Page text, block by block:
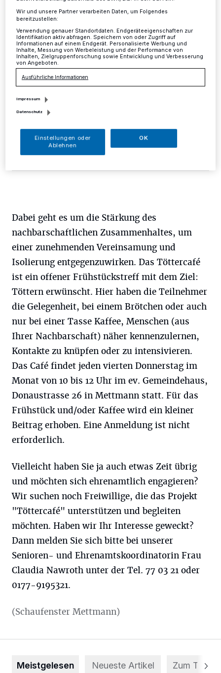
Kirchengemeinde
Mettmann·Am 24. Januar startet ein neues Angebot
der ev. Kirchengemeinde: Das Töttercafé. Die Idee
entstand aus dem Projekt "seniorengerechte
Quartiersarbeit" in Mettmann-West, initiiert von der
Diakonie und der AWO, das von der Kirchengemeinde
unterstützt wird.
Dabei geht es um die Stärkung des
nachbarschaftlichen Zusammenhaltes, um
einer zunehmenden Vereinsamung und
Isolierung entgegenzuwirken. Das Töttercafé
ist ein offener Frühstückstreff mit dem Ziel:
Töttern erwünscht. Hier haben die Teilnehmer
die Gelegenheit, bei einem Brötchen oder auch
nur bei einer Tasse Kaffee, Menschen (aus
Ihrer Nachbarschaft) näher kennenzulernen,
Kontakte zu knüpfen oder zu intensivieren.
Das Café findet jeden vierten Donnerstag im
Monat von 10 bis 12 Uhr im ev. Gemeindehaus,
Donaustrasse 26 in Mettmann statt. Für das
Frühstück und/oder Kaffee wird ein kleiner
Beitrag erhoben. Eine Anmeldung ist nicht
erforderlich.
Vielleicht haben Sie ja auch etwas Zeit übrig
und möchten sich ehrenamtlich engagieren?
Wir suchen noch Freiwillige, die das Projekt
"Töttercafé" unterstützen und begleiten
möchten. Haben wir Ihr Interesse geweckt?
Dann melden Sie sich bitte bei unserer
Senioren- und Ehrenamtskoordinatorin Frau
Claudia Nawroth unter der Tel. 77 03 21 oder
0177-9195321.
(Schaufenster Mettmann)
Meistgelesen Neueste Artikel Zum Thema
Wir und unsere Partner verarbeiten Daten, um Folgendes
bereitzustellen:
Verwendung genauer Standortdaten. Endgeräteeigenschaften zur
Identifikation aktiv abfragen. Speichern von oder Zugriff auf
Informationen auf einem Endgerät. Personalisierte Werbung und
Inhalte, Messung von Werbeleistung und der Performance von
Inhalten, Zielgruppenforschung sowie Entwicklung und Verbesserung
von Angeboten.
Ausführliche Informationen
Impressum
Datenschutz
Einstellungen oder
Ablehnen
OK